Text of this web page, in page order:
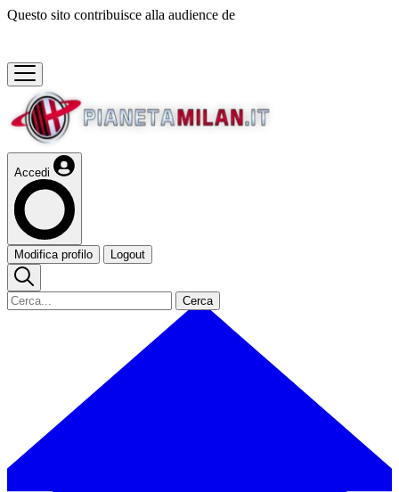
Questo sito contribuisce alla audience de
Accedi
Modifica profilo Logout
Cerca